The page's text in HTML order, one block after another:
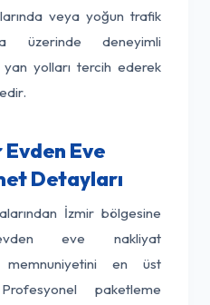
veya yoğun trafik
üzerinde deneyimli
yolları tercih ederek
Eve
Detayları
İzmir bölgesine
evden eve nakliyat
memnuniyetini en üst
paketleme